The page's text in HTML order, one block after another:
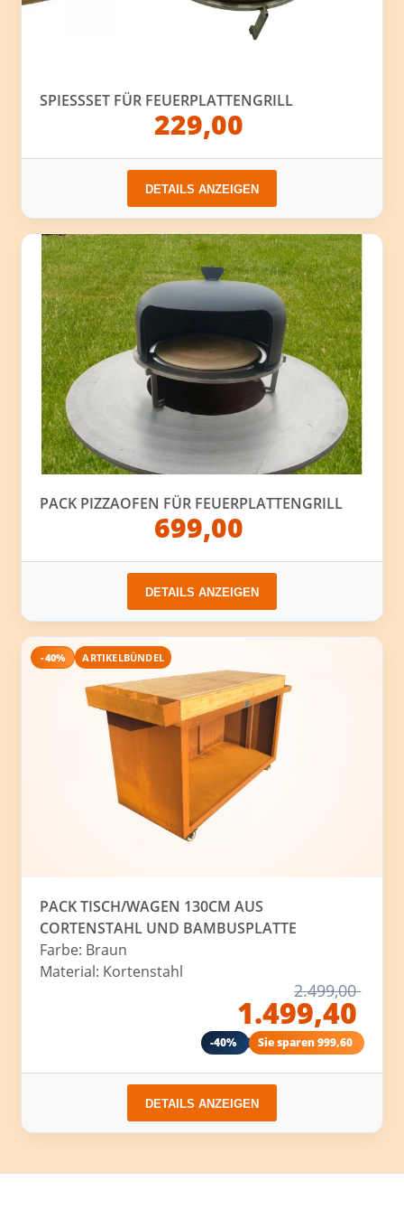
SPIESSSET FÜR FEUERPLATTENGRILL
229,00
DETAILS ANZEIGEN
PACK PIZZAOFEN FÜR FEUERPLATTENGRILL
699,00
DETAILS ANZEIGEN
-40% ARTIKELBÜNDEL
PACK TISCH/WAGEN 130CM AUS
CORTENSTAHL UND BAMBUSPLATTE
Farbe: Braun
Material: Kortenstahl
2.499,00
1.499,40
-40% Sie sparen 999,60
DETAILS ANZEIGEN